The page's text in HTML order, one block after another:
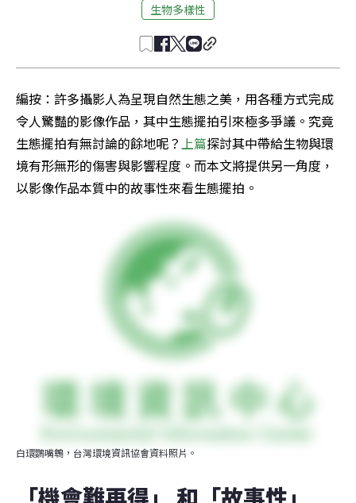
生物多樣性
編按：許多攝影人為呈現自然生態之美，用各種方式完成
令人驚豔的影像作品，其中生態擺拍引來極多爭議。究竟
生態擺拍有無討論的餘地呢？上篇探討其中帶給生物與環
境有形無形的傷害與影響程度。而本文將提供另一角度，
以影像作品本質中的故事性來看生態擺拍。
白環鸚嘴鵯，台灣環境資訊協會資料照片。